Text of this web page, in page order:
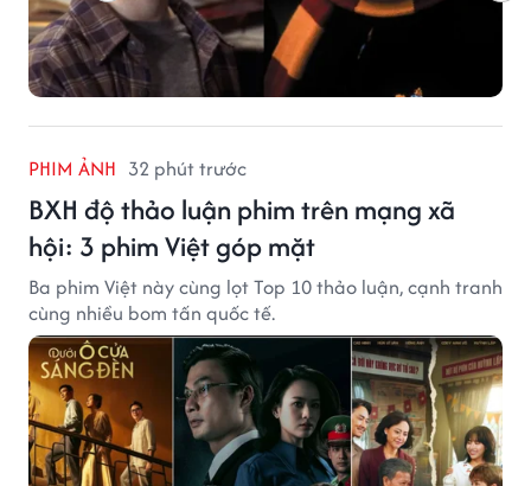
PHIM ẢNH 32 phút trước
BXH độ thảo luận phim trên mạng xã
hội: 3 phim Việt góp mặt
Ba phim Việt này cùng lọt Top 10 thảo luận, cạnh tranh
cùng nhiều bom tấn quốc tế.